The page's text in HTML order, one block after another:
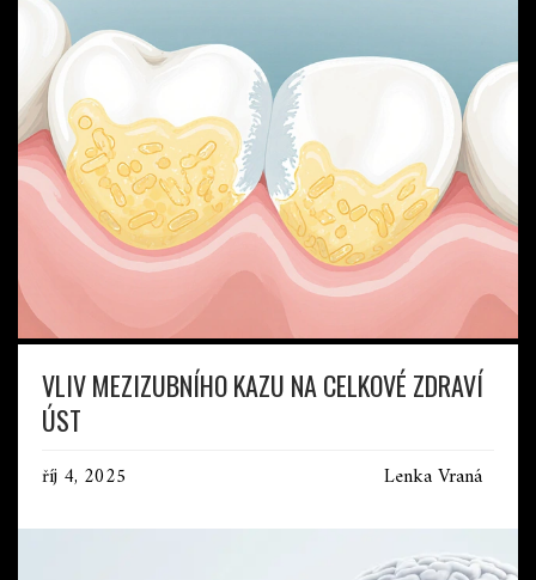
VLIV MEZIZUBNÍHO KAZU NA CELKOVÉ ZDRAVÍ
ÚST
říj 4, 2025 Lenka Vraná